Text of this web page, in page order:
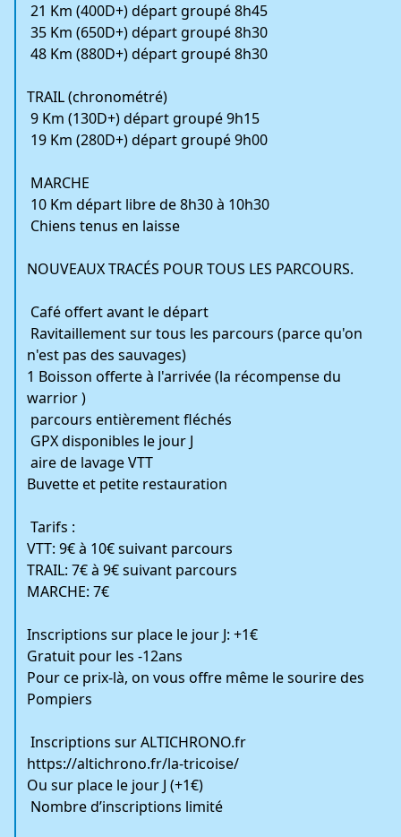
️ 21 Km (400D+) départ groupé 8h45
️ 35 Km (650D+) départ groupé 8h30
️ 48 Km (880D+) départ groupé 8h30
‍️TRAIL (chronométré️)
️ 9 Km (130D+) départ groupé 9h15
️ 19 Km (280D+) départ groupé 9h00
MARCHE
️ 10 Km départ libre de 8h30 à 10h30
Chiens tenus en laisse
NOUVEAUX TRACÉS POUR TOUS LES PARCOURS.
️ Café offert avant le départ
Ravitaillement sur tous les parcours (parce qu'on
n'est pas des sauvages)
1 Boisson offerte à l'arrivée (la récompense du
warrior )
parcours entièrement fléchés
GPX disponibles le jour J
aire de lavage VTT
Buvette et petite restauration
Tarifs :
VTT: 9€ à 10€ suivant parcours
TRAIL: 7€ à 9€ suivant parcours
MARCHE: 7€
Inscriptions sur place le jour J: +1€
Gratuit pour les -12ans
Pour ce prix-là, on vous offre même le sourire des
Pompiers
Inscriptions sur ALTICHRONO.fr
https://altichrono.fr/la-tricoise/
Ou sur place le jour J (+1€)
️ Nombre d’inscriptions limité